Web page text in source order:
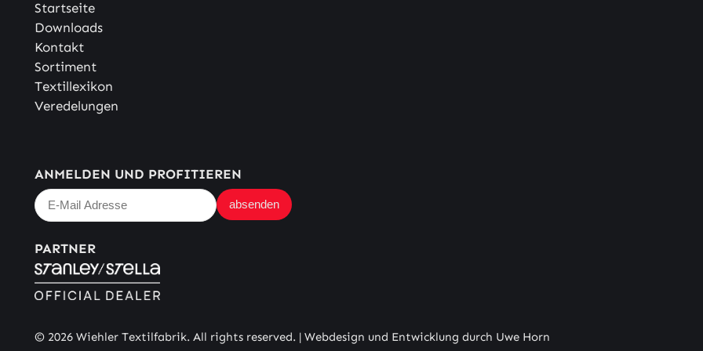
Startseite
Downloads
Kontakt
Sortiment
Textillexikon
Veredelungen
ANMELDEN UND PROFITIEREN
PARTNER
© 2026 Wiehler Textilfabrik. All rights reserved. | Webdesign und Entwicklung durch Uwe Horn